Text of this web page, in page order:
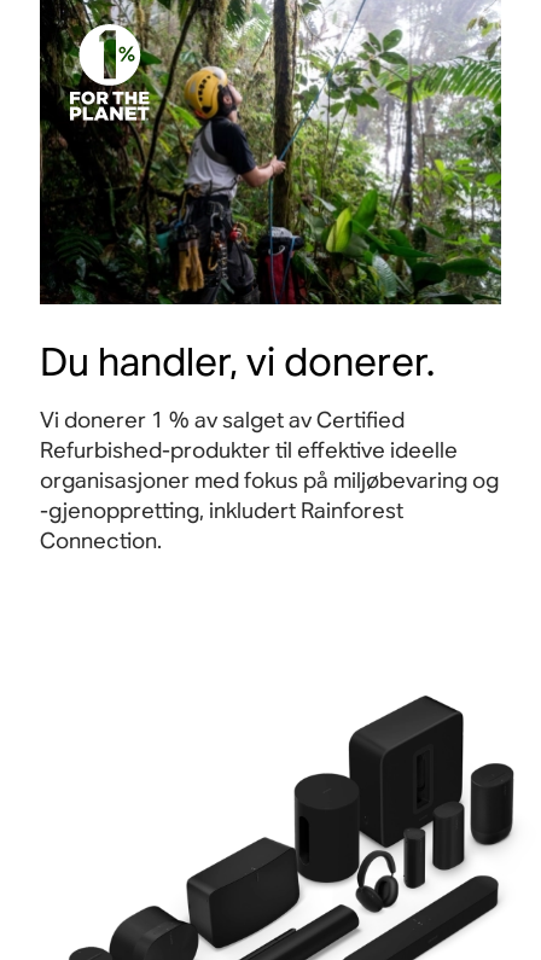
Du handler, vi donerer.
Vi donerer 1 % av salget av Certified
Refurbished-produkter til effektive ideelle
organisasjoner med fokus på miljøbevaring og
-gjenoppretting, inkludert Rainforest
Connection.